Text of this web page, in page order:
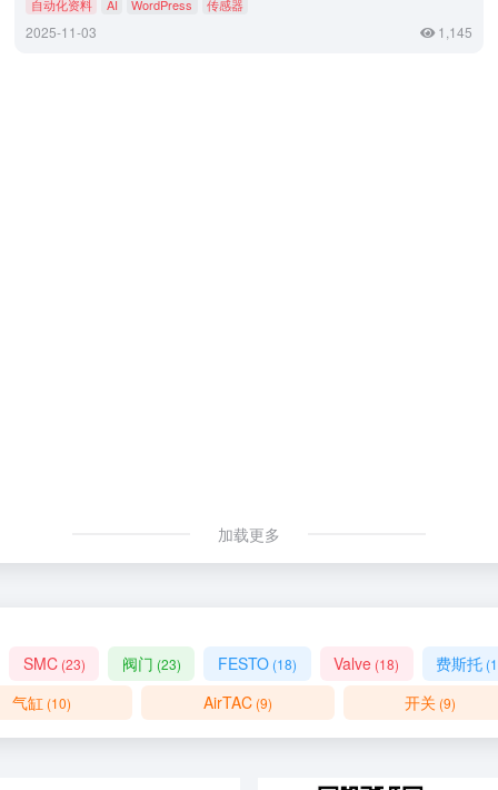
自动化资料 AI WordPress 传感器
2025-11-03 1,145
加载更多
SMC(23) 阀门 (23) FESTO (18) Valve (18) 费斯托
气缸(10) AirTAC(9) 开关 (9)